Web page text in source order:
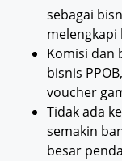
sebagai
melengkapi
Komisi dan
bisnis
voucher
Tidak ada
semakin
besar